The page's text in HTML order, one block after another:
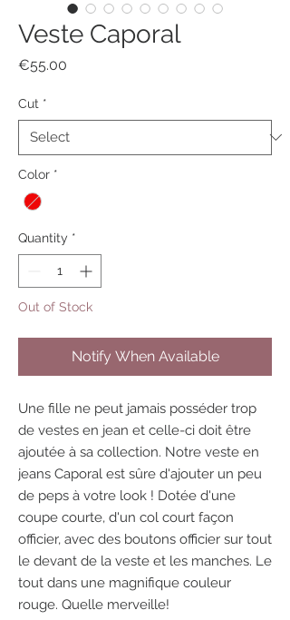
Veste Caporal
€55.00
Cut *
Color *
Quantity *
Out of Stock
Notify When Available
Une fille ne peut jamais posséder trop
de vestes en jean et celle-ci doit être
ajoutée à sa collection. Notre veste en
jeans Caporal est sûre d'ajouter un peu
de peps à votre look ! Dotée d'une
coupe courte, d'un col court façon
officier, avec des boutons officier sur tout
le devant de la veste et les manches. Le
tout dans une magnifique couleur
rouge. Quelle merveille!